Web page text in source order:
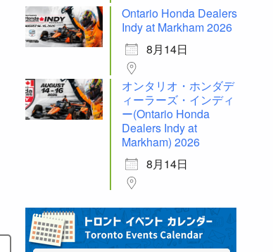
Ontario Honda Dealers
Indy at Markham 2026
8月14日
オンタリオ・ホンダデ
ィーラーズ・インディ
ー(Ontario Honda
Dealers Indy at
Markham) 2026
8月14日